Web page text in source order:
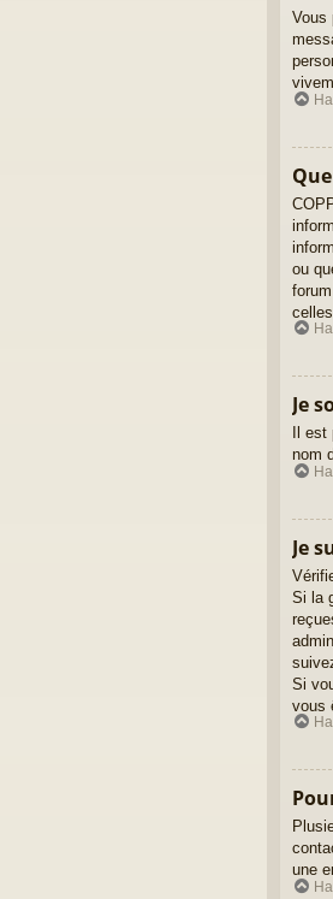
Vous
ou
Je
Il
nom
Je
Si la
Si
vous
une